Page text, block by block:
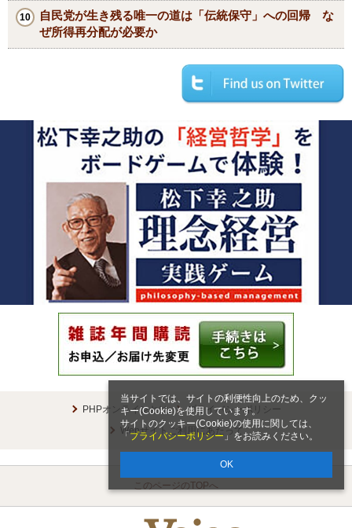
当サイトでは、サイトの利便性向上のため、クッ
キー(Cookie)を使用しています。
サイトのクッキー(Cookie)の使用に関しては、
「 プライバシーポリシー 」をお読みください。
OK
自民党が生き残る唯一の道は「伝統保守」への回帰 な
ぜ所得再分配が必要か
PHPオンラインとは
プライバシーポリシー
Webサイトご利用にあたって
このページのTOPへ